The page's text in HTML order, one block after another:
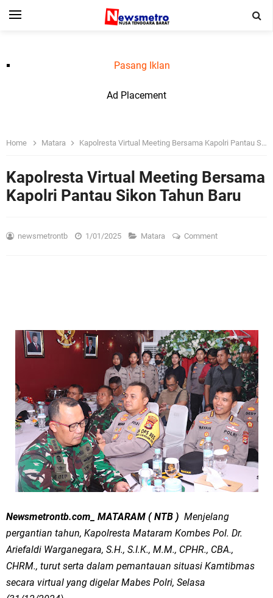
Pasang Iklan
Ad Placement
Home Matara Kapolresta Virtual Meeting Bersama Kapolri Pantau Sikon Tahun Baru
Kapolresta Virtual Meeting Bersama
Kapolri Pantau Sikon Tahun Baru
newsmetrontb 1/01/2025 Matara Comment
Newsmetrontb.com_ MATARAM ( NTB ) Menjelang
pergantian tahun, Kapolresta Mataram Kombes Pol. Dr.
Ariefaldi Warganegara, S.H., S.I.K., M.M., CPHR., CBA.,
CHRM., turut serta dalam pemantauan situasi Kamtibmas
secara virtual yang digelar Mabes Polri, Selasa